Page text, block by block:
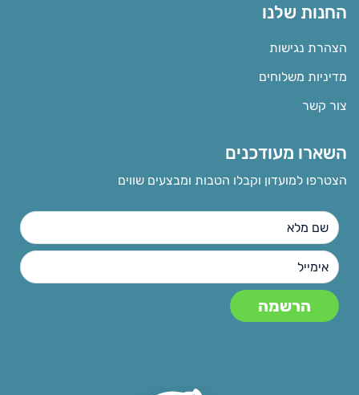
החנות שלנו
הצהרת נגישות
מדיניות משלוחים
צור קשר
השארו מעודכנים
הצטרפו למועדון וקבלו הטבות ומבצעים שווים